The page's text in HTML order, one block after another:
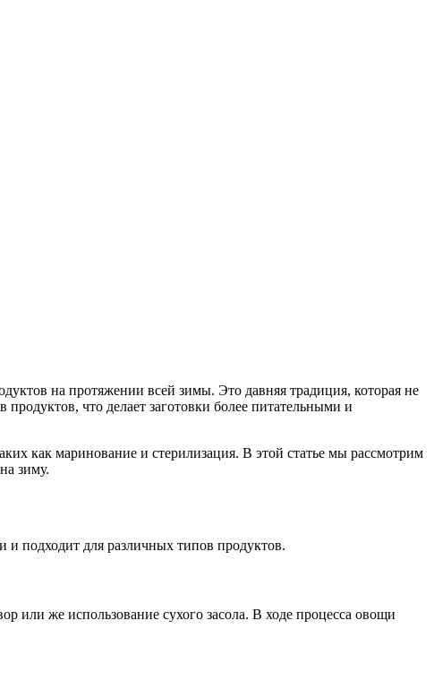
на протяжении всей зимы. Это давняя традиция, которая не
что делает заготовки более питательными и
как маринование и стерилизация. В этой статье мы рассмотрим
зиму.
и подходит для различных типов продуктов.
же использование сухого засола. В ходе процесса овощи